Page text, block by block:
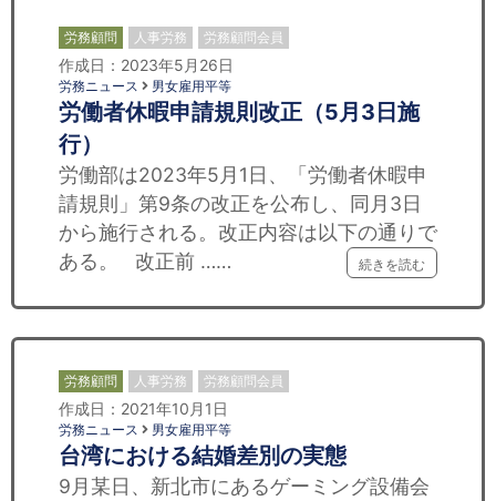
労務顧問 人事労務 労務顧問会員
作成日：2023年5月26日
労務ニュース 男女雇用平等
労働者休暇申請規則改正（5月3日施
行）
労働部は2023年5月1日、「労働者休暇申
請規則」第9条の改正を公布し、同月3日
から施行される。改正内容は以下の通りで
ある。 改正前 ……
続きを読む
労務顧問 人事労務 労務顧問会員
作成日：2021年10月1日
労務ニュース 男女雇用平等
台湾における結婚差別の実態
9月某日、新北市にあるゲーミング設備会